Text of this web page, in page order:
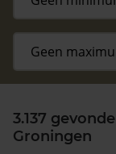
3.137
Groningen